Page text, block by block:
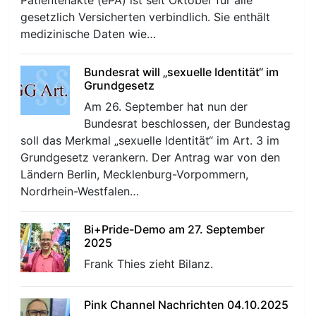
gesetzlich Versicherten verbindlich. Sie enthält
medizinische Daten wie…
Bundesrat will „sexuelle Identität“ im
Grundgesetz
Am 26. September hat nun der
Bundesrat beschlossen, der Bundestag
soll das Merkmal „sexuelle Identität“ im Art. 3 im
Grundgesetz verankern. Der Antrag war von den
Ländern Berlin, Mecklenburg-Vorpommern,
Nordrhein-Westfalen…
Bi+Pride-Demo am 27. September
2025
Frank Thies zieht Bilanz.
Pink Channel Nachrichten 04.10.2025